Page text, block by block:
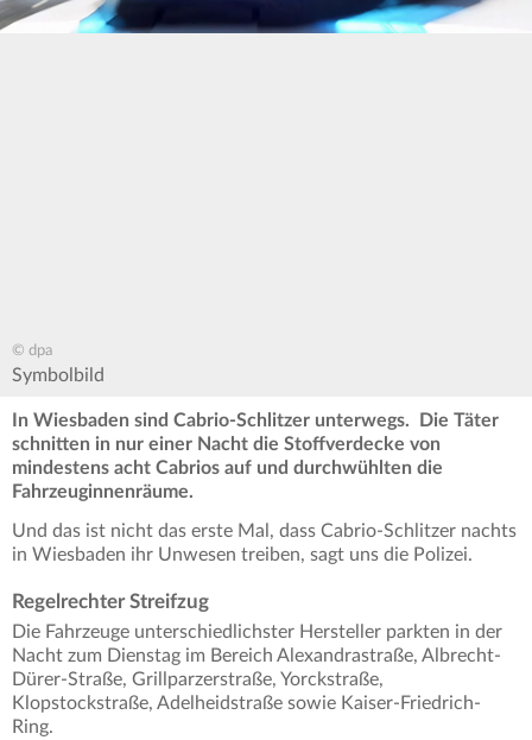
© dpa
Symbolbild
In Wiesbaden sind Cabrio-Schlitzer unterwegs. Die Täter
schnitten in nur einer Nacht die Stoffverdecke von
mindestens acht Cabrios auf und durchwühlten die
Fahrzeuginnenräume.
Und das ist nicht das erste Mal, dass Cabrio-Schlitzer nachts
in Wiesbaden ihr Unwesen treiben, sagt uns die Polizei.
Regelrechter Streifzug
Die Fahrzeuge unterschiedlichster Hersteller parkten in der
Nacht zum Dienstag im Bereich Alexandrastraße, Albrecht-
Dürer-Straße, Grillparzerstraße, Yorckstraße,
Klopstockstraße, Adelheidstraße sowie Kaiser-Friedrich-
Ring.